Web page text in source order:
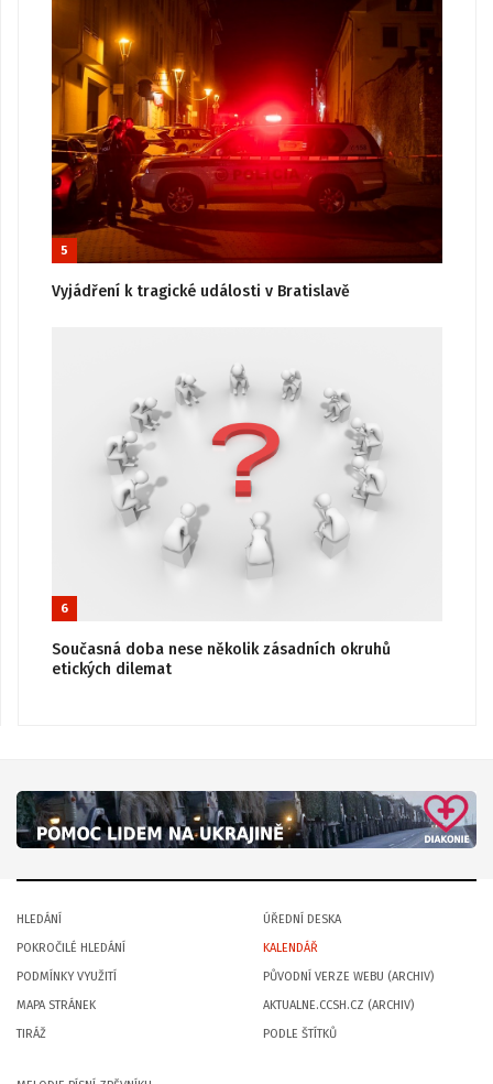
5
Vyjádření k tragické události v Bratislavě
6
Současná doba nese několik zásadních okruhů
etických dilemat
HLEDÁNÍ
POKROČILÉ HLEDÁNÍ
PODMÍNKY VYUŽITÍ
MAPA STRÁNEK
TIRÁŽ
ÚŘEDNÍ DESKA
KALENDÁŘ
PŮVODNÍ VERZE WEBU (ARCHIV)
AKTUALNE.CCSH.CZ (ARCHIV)
PODLE ŠTÍTKŮ